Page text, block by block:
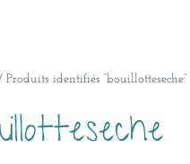
Produits identifiés “bouillotteseche”